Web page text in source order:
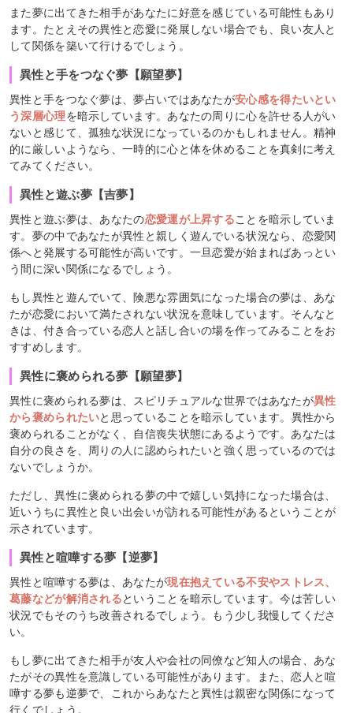
また夢に出てきた相手があなたに好意を感じている可能性もあり
ます。たとえその異性と恋愛に発展しない場合でも、良い友人と
して関係を築いて行けるでしょう。
異性と手をつなぐ夢【願望夢】
異性と手をつなぐ夢は、夢占いではあなたが安心感を得たいとい
う深層心理を暗示しています。あなたの周りに心を許せる人がい
ないと感じて、孤独な状況になっているのかもしれません。精神
的に厳しいようなら、一時的に心と体を休めることを真剣に考え
てみてください。
異性と遊ぶ夢【吉夢】
異性と遊ぶ夢は、あなたの恋愛運が上昇することを暗示していま
す。夢の中であなたが異性と親しく遊んでいる状況なら、恋愛関
係へと発展する可能性が高いです。一旦恋愛が始まればあっとい
う間に深い関係になるでしょう。
もし異性と遊んでいて、険悪な雰囲気になった場合の夢は、あな
たが恋愛において満たされない状況を意味しています。そんなと
きは、付き合っている恋人と話し合いの場を作ってみることをお
すすめします。
異性に褒められる夢【願望夢】
異性に褒められる夢は、スピリチュアルな世界ではあなたが異性
から褒められたいと思っていることを暗示しています。異性から
褒められることがなく、自信喪失状態にあるようです。あなたは
自分の良さを、周りの人に認められたいと強く思っているのでは
ないでしょうか。
ただし、異性に褒められる夢の中で嬉しい気持になった場合は、
近いうちに異性と良い出会いが訪れる可能性があるということが
示されています。
異性と喧嘩する夢【逆夢】
異性と喧嘩する夢は、あなたが現在抱えている不安やストレス、
葛藤などが解消されるということを暗示しています。今は苦しい
状況でもそのうち改善されるでしょう。もう少し我慢してくださ
い。
もし夢に出てきた相手が友人や会社の同僚など知人の場合、あな
たがその異性を意識している可能性があります。また、恋人と喧
嘩する夢も逆夢で、これからあなたと異性は親密な関係になって
行くでしょう。